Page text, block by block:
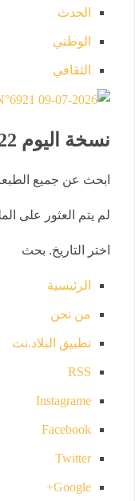
الحدث
الوطني
الثقافي
نسخة اليوم
ابحث عن جميع
لم يتم العثور على
اختر التاريخ. بحث
الرئيسية
من نحن
تطبيق البلاد.نت
RSS
Instagrame
Facebook
Twitter
Google+